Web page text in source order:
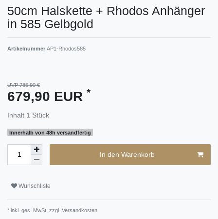
50cm Halskette + Rhodos Anhänger
in 585 Gelbgold
Artikelnummer AP1-Rhodos585
UVP 785,90 €
679,90 EUR *
Inhalt 1 Stück
Innerhalb von 48h versandfertig
In den Warenkorb
Wunschliste
* inkl. ges. MwSt. zzgl. Versandkosten